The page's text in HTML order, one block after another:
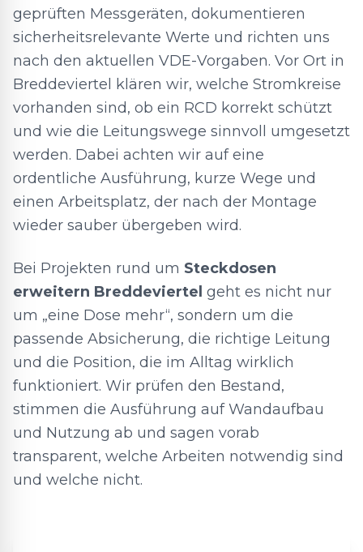
geprüften Messgeräten, dokumentieren
sicherheitsrelevante Werte und richten uns
nach den aktuellen VDE-Vorgaben. Vor Ort in
Breddeviertel klären wir, welche Stromkreise
vorhanden sind, ob ein RCD korrekt schützt
und wie die Leitungswege sinnvoll umgesetzt
werden. Dabei achten wir auf eine
ordentliche Ausführung, kurze Wege und
einen Arbeitsplatz, der nach der Montage
wieder sauber übergeben wird.
Bei Projekten rund um Steckdosen
erweitern Breddeviertel geht es nicht nur
um „eine Dose mehr“, sondern um die
passende Absicherung, die richtige Leitung
und die Position, die im Alltag wirklich
funktioniert. Wir prüfen den Bestand,
stimmen die Ausführung auf Wandaufbau
und Nutzung ab und sagen vorab
transparent, welche Arbeiten notwendig sind
und welche nicht.